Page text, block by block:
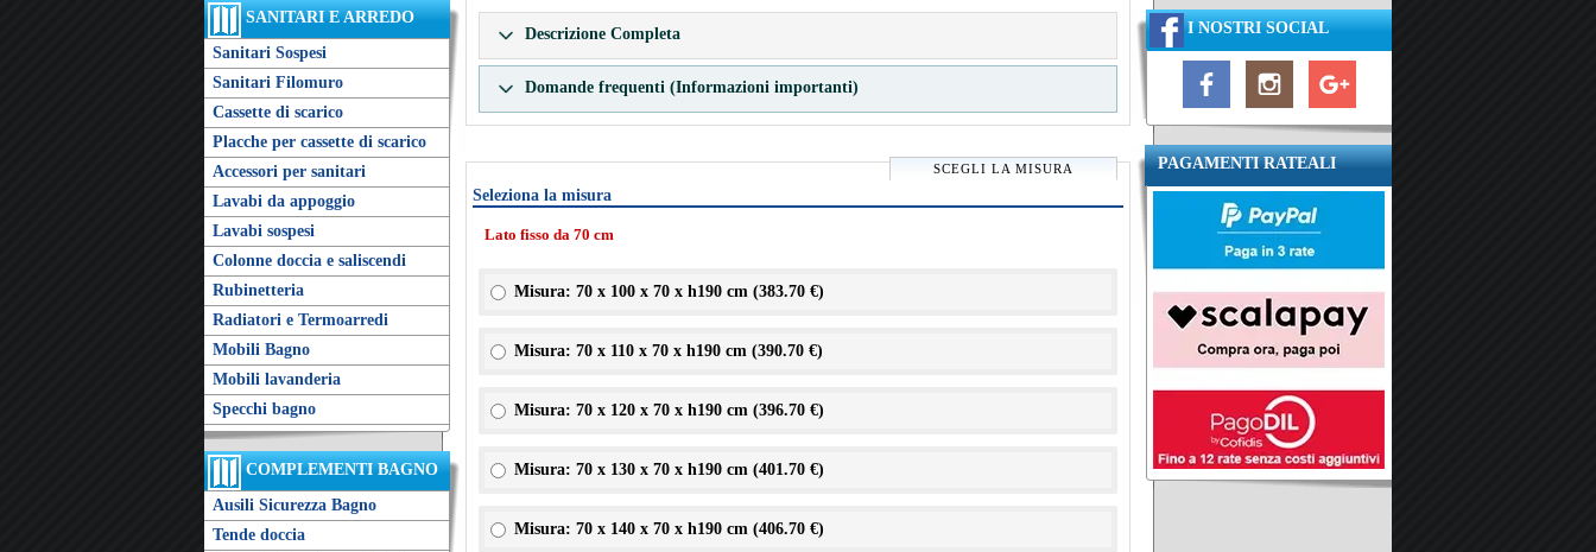
SANITARI E ARREDO
Sanitari Sospesi
Sanitari Filomuro
Cassette di scarico
Placche per cassette di scarico
Accessori per sanitari
Lavabi da appoggio
Lavabi sospesi
Colonne doccia e saliscendi
Rubinetteria
Radiatori e Termoarredi
Mobili Bagno
Mobili lavanderia
Specchi bagno
COMPLEMENTI BAGNO
Ausili Sicurezza Bagno
Tende doccia
I NOSTRI SOCIAL
PAGAMENTI RATEALI
Descrizione Completa
Domande frequenti (Informazioni importanti)
SCEGLI LA MISURA
Seleziona la misura
Lato fisso da 70 cm
Misura: 70 x 100 x 70 x h190 cm (383.70 €)
Misura: 70 x 110 x 70 x h190 cm (390.70 €)
Misura: 70 x 120 x 70 x h190 cm (396.70 €)
Misura: 70 x 130 x 70 x h190 cm (401.70 €)
Misura: 70 x 140 x 70 x h190 cm (406.70 €)